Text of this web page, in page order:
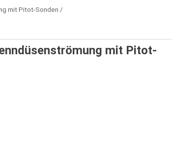
mit Pitot-Sonden /
mit Pitot-